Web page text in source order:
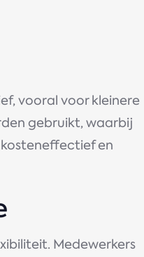
vooral voor kleinere
gebruikt, waarbij
en
Medewerkers